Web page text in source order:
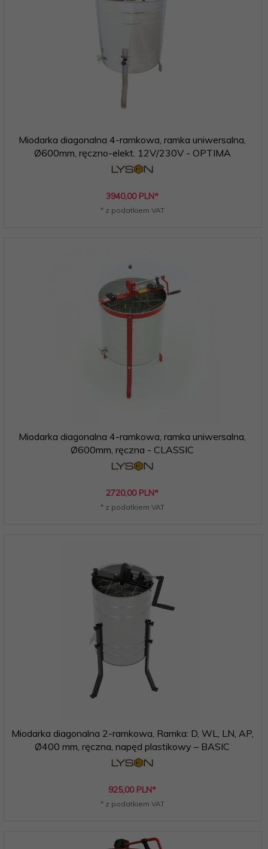
Miodarka diagonalna 4-ramkowa, ramka uniwersalna,
Ø600mm, ręczno-elekt. 12V/230V - OPTIMA
3940,00 PLN*
* z podatkiem VAT
Miodarka diagonalna 4-ramkowa, ramka uniwersalna,
Ø600mm, ręczna - CLASSIC
2720,00 PLN*
* z podatkiem VAT
Miodarka diagonalna 2-ramkowa, Ramka: D, WL, LN, AP,
Ø400 mm, ręczna, napęd plastikowy – BASIC
925,00 PLN*
* z podatkiem VAT